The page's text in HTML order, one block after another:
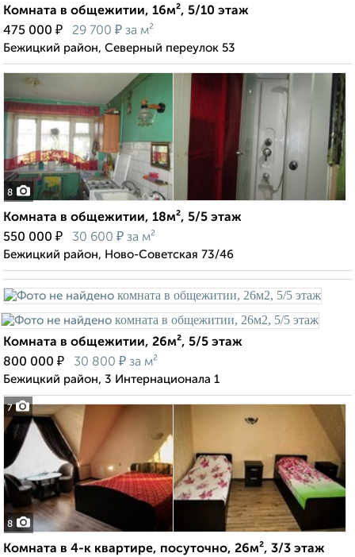
Комната в общежитии, 16м², 5/10 этаж
475 000 ₽ 29 700 ₽ за м²
Бежицкий район, Северный переулок 53
8
Комната в общежитии, 18м², 5/5 этаж
550 000 ₽ 30 600 ₽ за м²
Бежицкий район, Ново-Советская 73/46
7
Комната в общежитии, 26м², 5/5 этаж
800 000 ₽ 30 800 ₽ за м²
Бежицкий район, 3 Интернационала 1
8
Комната в 4-к квартире, посуточно, 26м², 3/3 этаж